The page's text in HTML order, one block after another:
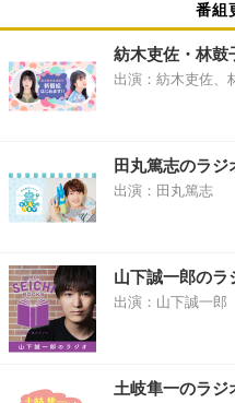
番組
紡木吏佐・林鼓
出演：紡木吏佐、
田丸篤志のラ
出演：田丸篤志
山下誠一郎の
出演：山下誠一郎
土岐隼一のラジ